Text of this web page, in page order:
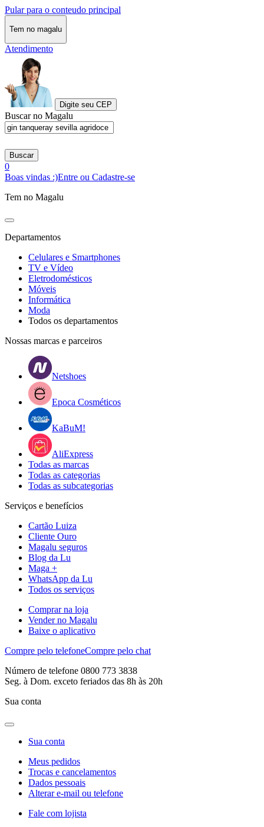
Pular para o conteudo principal
Tem no magalu
Atendimento
Digite seu CEP
Buscar no Magalu
Buscar
0
Boas vindas :)Entre ou Cadastre-se
Tem no Magalu
Departamentos
Celulares e Smartphones
TV e Vídeo
Eletrodomésticos
Móveis
Informática
Moda
Todos os departamentos
Nossas marcas e parceiros
Netshoes
Epoca Cosméticos
KaBuM!
AliExpress
Todas as marcas
Todas as categorias
Todas as subcategorias
Serviços e benefícios
Cartão Luiza
Cliente Ouro
Magalu seguros
Blog da Lu
Maga +
WhatsApp da Lu
Todos os serviços
Comprar na loja
Vender no Magalu
Baixe o aplicativo
Compre pelo telefoneCompre pelo chat
Número de telefone 0800 773 3838
Seg. à Dom. exceto feriados das 8h às 20h
Sua conta
Sua conta
Meus pedidos
Trocas e cancelamentos
Dados pessoais
Alterar e-mail ou telefone
Fale com lojista